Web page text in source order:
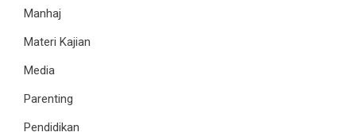
Manhaj
Materi Kajian
Media
Parenting
Pendidikan